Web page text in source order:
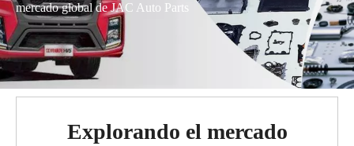
mercado global de JAC Auto Parts
Explorando el mercado